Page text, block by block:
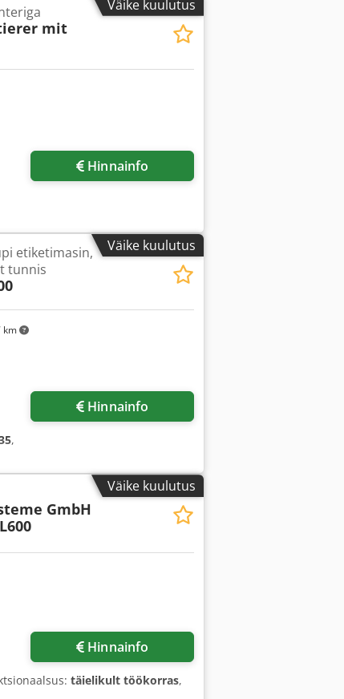
Väike kuulutus
mit
Hinnainfo
Väike kuulutus
km
etiketimasin,
tunnis
Hinnainfo
,
Väike kuulutus
GmbH
Hinnainfo
täielikult töökorras,